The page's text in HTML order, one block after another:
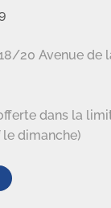
20 Avenue de
dans la
dimanche)